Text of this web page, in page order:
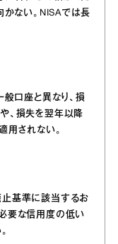
かない。NISAでは長
口座と異なり、損
、損失を翌年以降
用されない。
基準に該当するお
要な信用度の低い